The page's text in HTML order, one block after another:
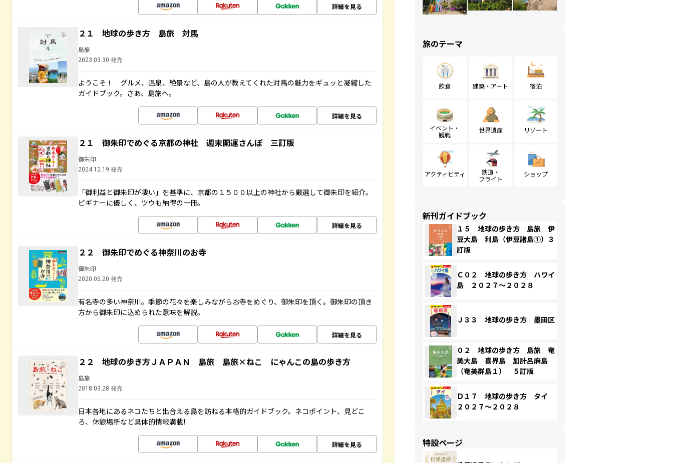
詳細を見る
２１ 地球の歩き方 島旅 対馬
島旅
2023.03.30 発売
ようこそ！ グルメ、温泉、絶景など、島の人が教えてくれた対馬の魅力をギュッと凝縮した
ガイドブック。さあ、島旅へ。
詳細を見る
２１ 御朱印でめぐる京都の神社 週末開運さんぽ 三訂版
御朱印
2024.12.19 発売
「御利益と御朱印が凄い」を基準に、京都の１５００以上の神社から厳選して御朱印を紹介。
ビギナーに優しく、ツウも納得の一冊。
詳細を見る
２２ 御朱印でめぐる神奈川のお寺
御朱印
2020.05.20 発売
有名寺の多い神奈川。季節の花々を楽しみながらお寺をめぐり、御朱印を頂く。御朱印の頂き
方から御朱印に込められた意味を解説。
詳細を見る
２２ 地球の歩き方ＪＡＰＡＮ 島旅 島旅×ねこ にゃんこの島の歩き方
島旅
2018.03.28 発売
日本各地にあるネコたちと出合える島を訪ねる本格的ガイドブック。ネコポイント、見どこ
ろ、休憩場所など具体的情報満載!
詳細を見る
旅のテーマ
飲食 建築・アート 宿泊
イベント・
観戦
世界遺産 リゾート
アクティビティ
鉄道・
フライト
ショップ
新刊ガイドブック
１５ 地球の歩き方 島旅 伊
豆大島 利島（伊豆諸島①）３
訂版
Ｃ０２ 地球の歩き方 ハワイ
島 ２０２７～２０２８
Ｊ３３ 地球の歩き方 墨田区
０２ 地球の歩き方 島旅 奄
美大島 喜界島 加計呂麻島
（奄美群島１） ５訂版
Ｄ１７ 地球の歩き方 タイ
２０２７～２０２８
特設ページ